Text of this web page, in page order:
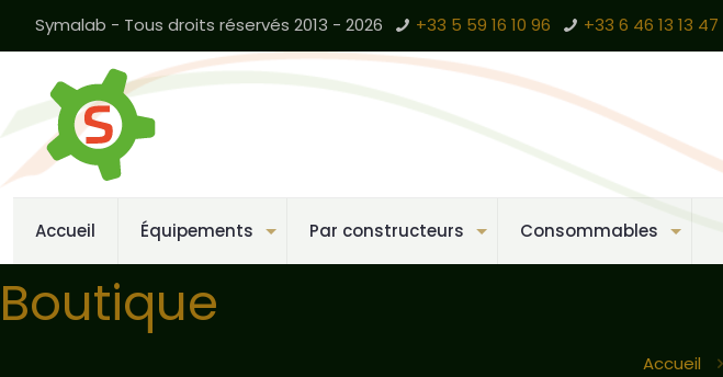
Symalab - Tous droits réservés 2013 - 2026 +33 5 59 16 10 96 +33 6 46 13 13 47
Accueil Équipements Par constructeurs Consommables
Boutique
Accueil